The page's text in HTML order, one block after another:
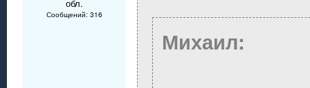
обл.
Сообщений: 316
Михаил: